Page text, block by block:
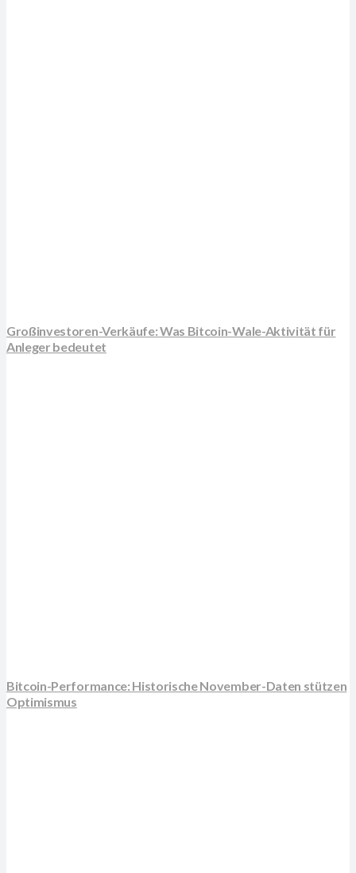
Großinvestoren-Verkäufe: Was Bitcoin-Wale-Aktivität für
Anleger bedeutet
Bitcoin-Performance: Historische November-Daten stützen
Optimismus